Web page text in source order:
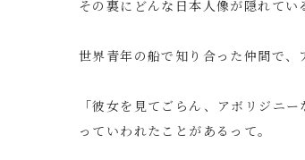
その裏にどんな日本人像が隠れてい
世界青年の船で知り合った仲間で、
「彼女を見てごらん、アボリジニ
っていわれたことがあるって。